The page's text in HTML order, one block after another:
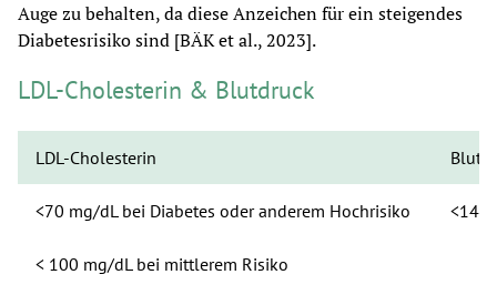
Auge zu behalten, da diese Anzeichen für ein steigendes
Diabetesrisiko sind [BÄK et al., 2023].
LDL-Cholesterin & Blutdruck
LDL-Cholesterin
<70 mg/dL bei Diabetes oder anderem Hochrisiko
< 100 mg/dL bei mittlerem Risiko